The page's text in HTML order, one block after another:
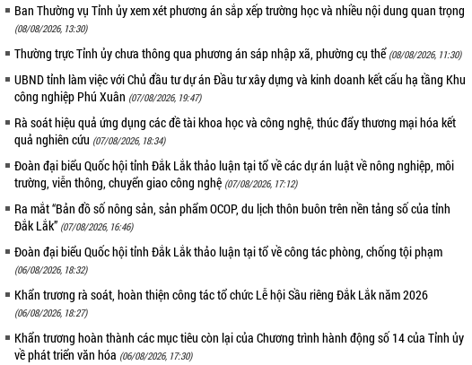
Ban Thường vụ Tỉnh ủy xem xét phương án sắp xếp trường học và nhiều nội dung quan trọng
(08/08/2026, 13:30)
Thường trực Tỉnh ủy chưa thông qua phương án sáp nhập xã, phường cụ thể (08/08/2026, 11:30)
UBND tỉnh làm việc với Chủ đầu tư dự án Đầu tư xây dựng và kinh doanh kết cấu hạ tầng Khu
công nghiệp Phú Xuân (07/08/2026, 19:47)
Rà soát hiệu quả ứng dụng các đề tài khoa học và công nghệ, thúc đẩy thương mại hóa kết
quả nghiên cứu (07/08/2026, 18:34)
Đoàn đại biểu Quốc hội tỉnh Đắk Lắk thảo luận tại tổ về các dự án luật về nông nghiệp, môi
trường, viễn thông, chuyển giao công nghệ (07/08/2026, 17:12)
Ra mắt “Bản đồ số nông sản, sản phẩm OCOP, du lịch thôn buôn trên nền tảng số của tỉnh
Đắk Lắk” (07/08/2026, 16:46)
Đoàn đại biểu Quốc hội tỉnh Đắk Lắk thảo luận tại tổ về công tác phòng, chống tội phạm
(06/08/2026, 18:32)
Khẩn trương rà soát, hoàn thiện công tác tổ chức Lễ hội Sầu riêng Đắk Lắk năm 2026
(06/08/2026, 18:27)
Khẩn trương hoàn thành các mục tiêu còn lại của Chương trình hành động số 14 của Tỉnh ủy
về phát triển văn hóa (06/08/2026, 17:30)